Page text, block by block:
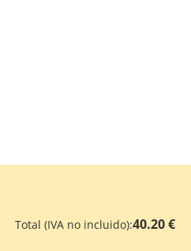
Total (IVA no incluido):40.20 €